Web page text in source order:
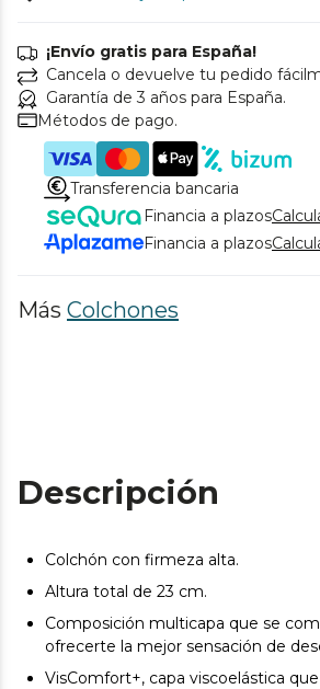
¡Envío gratis para España!
Cancela o devuelve tu pedido
Garantía de 3 años para España.
Métodos de pago.
Transferencia bancaria
Financia a plazos
Financia a plazos
Más Colchones
Descripción
Colchón con firmeza alta.
Altura total de 23 cm.
Composición multicapa que se
ofrecerte la mejor sensación de
VisComfort+, capa viscoelástica